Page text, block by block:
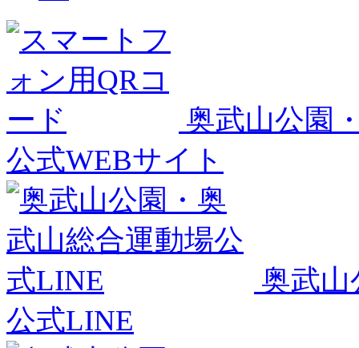
奥武山公園
公式WEBサイト
奥武山
公式LINE